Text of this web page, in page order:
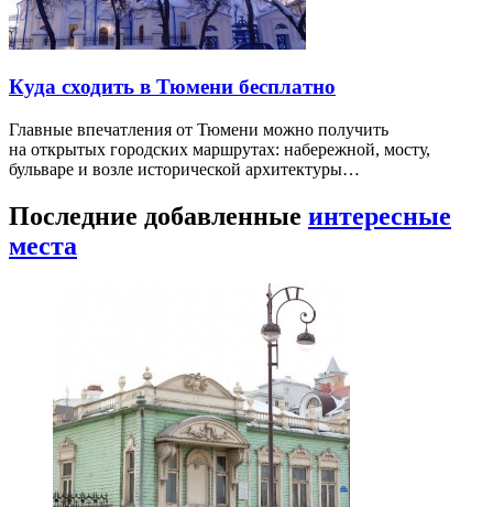
Куда сходить в Тюмени бесплатно
Главные впечатления от Тюмени можно получить
на открытых городских маршрутах: набережной, мосту,
бульваре и возле исторической архитектуры…
Последние добавленные интересные
места